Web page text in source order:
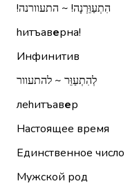
הִתְעַוֵּרְנָה!‏ ~ התעוורנה!‏
hитъаверна!
Инфинитив
לְהִתְעַוֵּר ~ להתעוור
леhитъавер
Настоящее время
Единственное число
Мужской род